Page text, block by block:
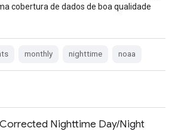
cobertura de dados de boa qualidade
monthly nighttime noaa
Nighttime Day/Night